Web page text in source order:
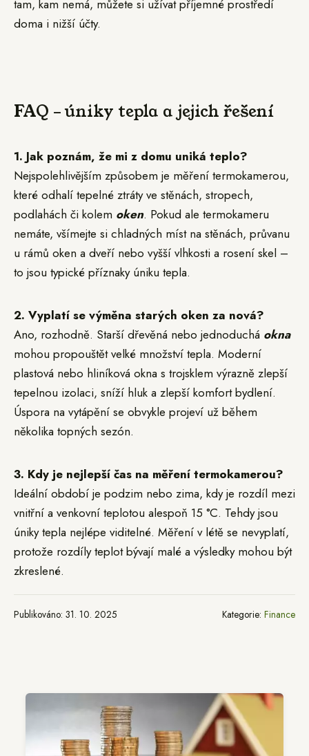
tam, kam nemá, můžete si užívat příjemné prostředí
doma i nižší účty.
FAQ – úniky tepla a jejich řešení
1. Jak poznám, že mi z domu uniká teplo?
Nejspolehlivějším způsobem je měření termokamerou,
které odhalí tepelné ztráty ve stěnách, stropech,
podlahách či kolem oken. Pokud ale termokameru
nemáte, všímejte si chladných míst na stěnách, průvanu
u rámů oken a dveří nebo vyšší vlhkosti a rosení skel –
to jsou typické příznaky úniku tepla.
2. Vyplatí se výměna starých oken za nová?
Ano, rozhodně. Starší dřevěná nebo jednoduchá okna
mohou propouštět velké množství tepla. Moderní
plastová nebo hliníková okna s trojsklem výrazně zlepší
tepelnou izolaci, sníží hluk a zlepší komfort bydlení.
Úspora na vytápění se obvykle projeví už během
několika topných sezón.
3. Kdy je nejlepší čas na měření termokamerou?
Ideální období je podzim nebo zima, kdy je rozdíl mezi
vnitřní a venkovní teplotou alespoň 15 °C. Tehdy jsou
úniky tepla nejlépe viditelné. Měření v létě se nevyplatí,
protože rozdíly teplot bývají malé a výsledky mohou být
zkreslené.
Publikováno: 31. 10. 2025 Kategorie: Finance